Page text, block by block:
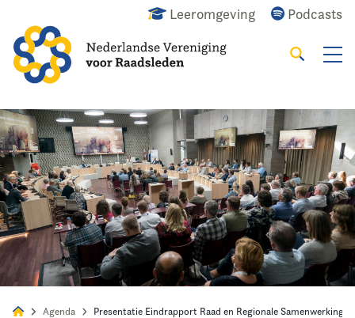
Leeromgeving Podcasts
Alles Nieuws Agenda Raadslid
Zoeken
Agenda Presentatie Eindrapport Raad en Regionale Samenwerking